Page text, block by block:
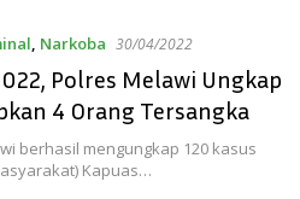
, Narkoba 30/04/2022
Polres Melawi Ungkap
4 Orang Tersangka
berhasil mengungkap 120 kasus
Kapuas…